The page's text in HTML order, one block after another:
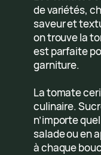
de variétés,
saveur et
on trouve la
est parfaite
garniture.
La tomate
culinaire.
n’importe
salade ou en
à chaque